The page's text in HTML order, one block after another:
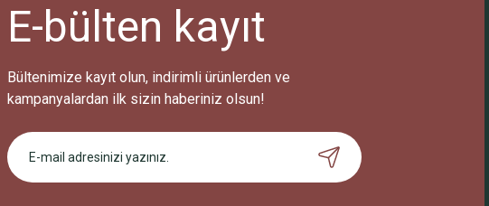
E-bülten kayıt
Bültenimize kayıt olun, indirimli ürünlerden ve
kampanyalardan ilk sizin haberiniz olsun!